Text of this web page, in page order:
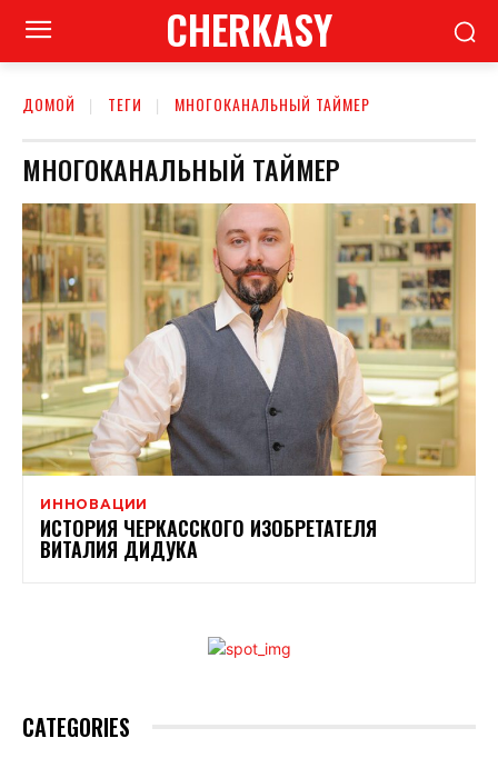
CHERKASY
ДОМОЙ ТЕГИ МНОГОКАНАЛЬНЫЙ ТАЙМЕР
МНОГОКАНАЛЬНЫЙ ТАЙМЕР
ИННОВАЦИИ
ИСТОРИЯ ЧЕРКАССКОГО ИЗОБРЕТАТЕЛЯ
ВИТАЛИЯ ДИДУКА
CATEGORIES